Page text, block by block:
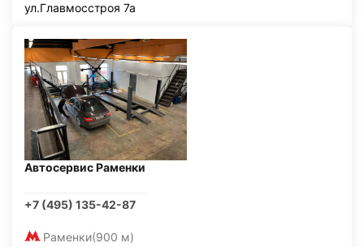
ул.Главмосстроя 7а
Автосервис Раменки
+7 (495) 135-42-87
Раменки(900 м)